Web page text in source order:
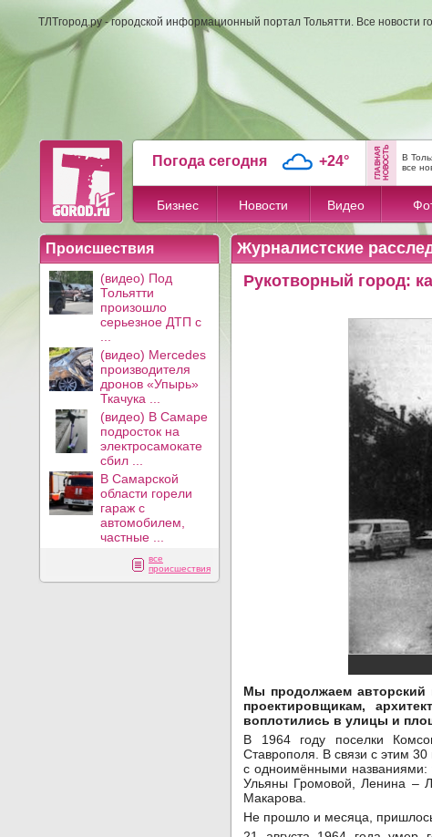
ТЛТгород.ру - городской информационный портал Тольятти. Все новости
Погода сегодня +24°
В
все
Бизнес Новости Видео
Происшествия
(видео) Под
Тольятти
произошло
серьезное ДТП с
(видео) Mercedes
производителя
дронов «Упырь»
Ткачука ...
(видео) В Самаре
подросток на
электросамокате
сбил ...
В Самарской
области горели
гараж с
автомобилем,
частные ...
все
происшествия
Журналистские
Рукотворный город:
Мы продолжаем авторский
проектировщикам,
воплотились в улицы и
В 1964 году поселки
Ставрополя. В связи с этим
с одноимёнными названиями:
Ульяны Громовой, Ленина –
Макарова.
Не прошло и месяца,